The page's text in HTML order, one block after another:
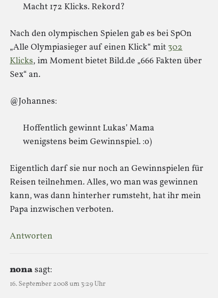
Macht 172 Klicks. Rekord?
Nach den olympischen Spielen gab es bei SpOn
„Alle Olympiasieger auf einen Klick“ mit 302
Klicks, im Moment bietet Bild.de „666 Fakten über
Sex“ an.
@Johannes:
Hoffentlich gewinnt Lukas’ Mama
wenigstens beim Gewinnspiel. :o)
Eigentlich darf sie nur noch an Gewinnspielen für
Reisen teilnehmen. Alles, wo man was gewinnen
kann, was dann hinterher rumsteht, hat ihr mein
Papa inzwischen verboten.
Antworten
nonasagt:
16. September 2008 um 3:29 Uhr